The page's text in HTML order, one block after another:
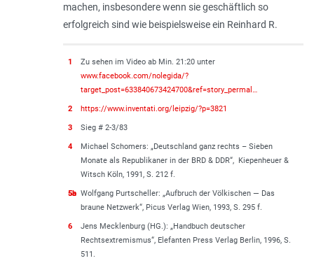
machen, insbesondere wenn sie geschäftlich so
erfolgreich sind wie beispielsweise ein Reinhard R.
1
Zu sehen im Video ab Min. 21:20 unter
www.facebook.com/nolegida/?
target_post=633840673424700&ref=story_permal…
2 https://www.inventati.org/leipzig/?p=3821
3 Sieg # 2-3/83
4
Michael Schomers: „Deutschland ganz rechts – Sieben
Monate als Republikaner in der BRD & DDR“, Kiepenheuer &
Witsch Köln, 1991, S. 212 f.
5a
5b Wolfgang Purtscheller: „Aufbruch der Völkischen — Das
braune Netzwerk“, Picus Verlag Wien, 1993, S. 295 f.
6
Jens Mecklenburg (HG.): „Handbuch deutscher
Rechtsextremismus“, Elefanten Press Verlag Berlin, 1996, S.
511.